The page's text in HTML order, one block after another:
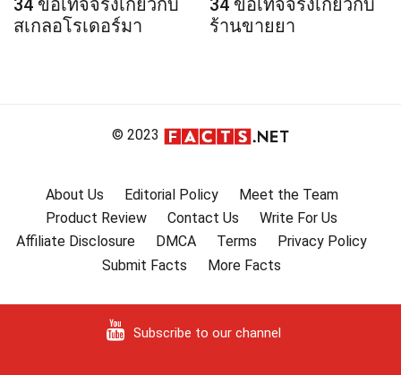
34 ข้อเท็จจริงเกี่ยวกับ
สเกลอโรเดอร์มา
34 ข้อเท็จจริงเกี่ยวกับ
ร้านขายยา
© 2023
About Us Editorial Policy
Meet the Team
Product Review
Contact Us
Write For Us
Affiliate Disclosure
DMCA Terms
Privacy Policy
Submit Facts
More Facts
Subscribe to our channel